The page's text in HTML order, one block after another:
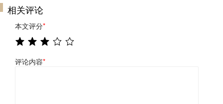
相关评论
本文评分*
评论内容*